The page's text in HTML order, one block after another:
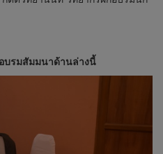
บรมสัมมนาด้านล่างนี้